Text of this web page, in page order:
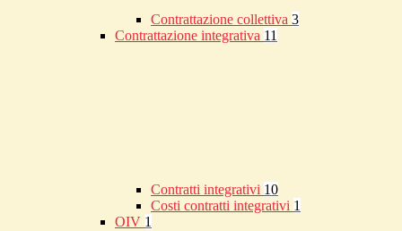
Contrattazione collettiva 3
Contrattazione integrativa 11
Contratti integrativi 10
Costi contratti integrativi 1
OIV 1